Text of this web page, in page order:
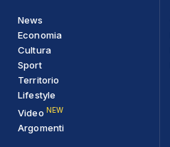
News
Economia
Cultura
Sport
Territorio
Lifestyle
Video NEW
Argomenti